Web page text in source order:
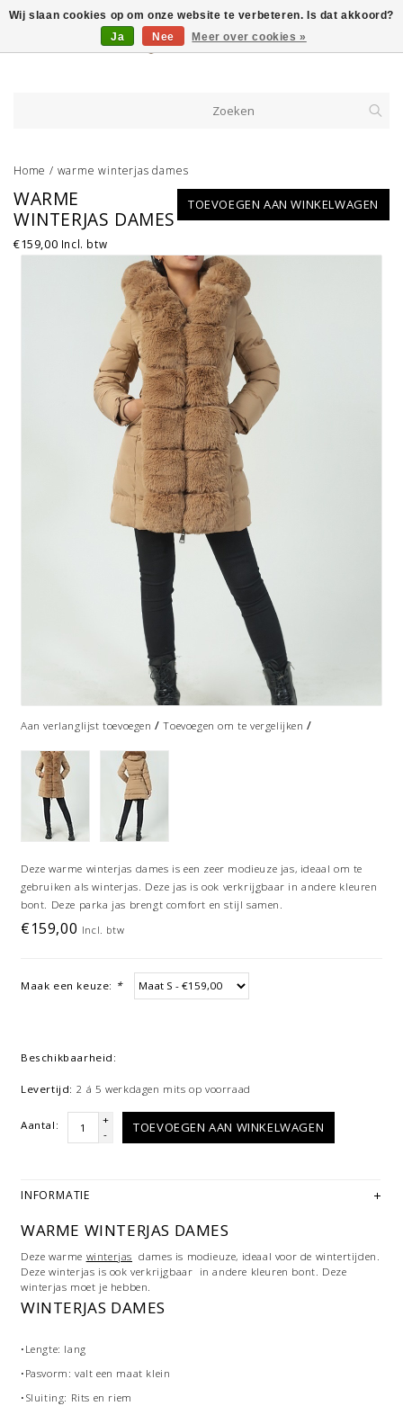
Home / warme winterjas dames
TOEVOEGEN AAN WINKELWAGEN
WARME
WINTERJAS DAMES
€159,00 Incl. btw
Aan verlanglijst toevoegen /Toevoegen om te vergelijken /
Deze warme winterjas dames is een zeer modieuze jas, ideaal om te
gebruiken als winterjas. Deze jas is ook verkrijgbaar in andere kleuren
bont. Deze parka jas brengt comfort en stijl samen.
€159,00 Incl. btw
Maak een keuze: *
Beschikbaarheid:
Levertijd: 2 á 5 werkdagen mits op voorraad
Aantal:
+
-
TOEVOEGEN AAN WINKELWAGEN
INFORMATIE
WARME WINTERJAS DAMES
Deze warme winterjas dames is modieuze, ideaal voor de wintertijden.
Deze winterjas is ook verkrijgbaar in andere kleuren bont. Deze
winterjas moet je hebben.
WINTERJAS DAMES
•Lengte: lang
•Pasvorm: valt een maat klein
•Sluiting: Rits en riem
Wij slaan cookies op om onze website te verbeteren. Is dat akkoord?
Ja
Nee Meer over cookies »